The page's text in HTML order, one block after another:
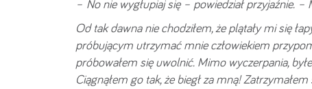
– No nie wygłupiaj się – powiedział przyjaźnie.
Od tak dawna nie chodziłem, że plątały mi się
próbującym utrzymać mnie człowiekiem
próbowałem się uwolnić. Mimo wyczerpania,
Ciągnąłem go tak, że biegł za mną!